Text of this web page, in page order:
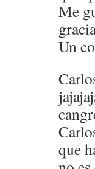
Me
Un
que